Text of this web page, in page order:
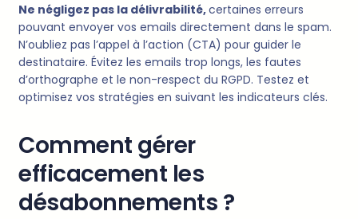
Ne négligez pas la délivrabilité,certaines erreurs
pouvant envoyer vos emails directement dans le spam.
N’oubliez pas l’appel à l’action (CTA) pour guider le
destinataire. Évitez les emails trop longs, les fautes
d’orthographe et le non-respect du RGPD. Testez et
optimisez vos stratégies en suivant les indicateurs clés.
Comment gérer
efficacement les
désabonnements ?